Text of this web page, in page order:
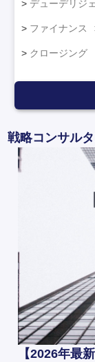
デューデリジ
ファイナンス
クロージング
戦略コンサル
【2026年最